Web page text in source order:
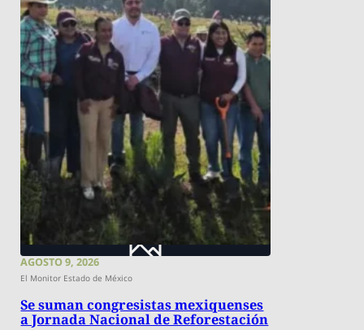
AGOSTO 9, 2026
El Monitor Estado de México
Se suman congresistas mexiquenses
a Jornada Nacional de Reforestación